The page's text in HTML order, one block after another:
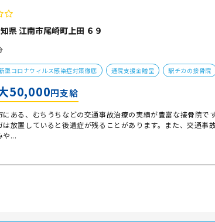
県 江南市尾崎町上田 ６９
型コロナウィルス感染症対策徹底 通院支援金贈呈 駅チカの接骨院
50,000円支給
ある、むちうちなどの交通事故治療の実績が豊富な接骨院です
放置していると後遺症が残ることがあります。また、交通事
や...